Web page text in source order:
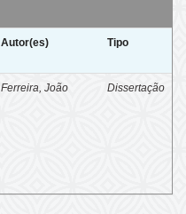
Autor(es) Tipo
Ferreira, João Dissertação